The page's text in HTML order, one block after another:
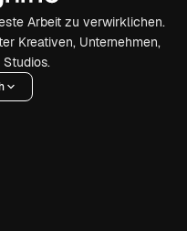
Arbeit zu verwirklichen.
Kreativen, Unternehmen,